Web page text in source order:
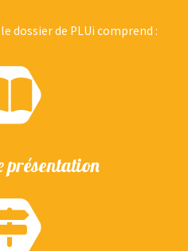
dossier de PLUi comprend :
présentation